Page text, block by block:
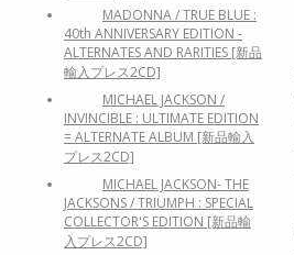
MADONNA / TRUE BLUE :
40th ANNIVERSARY EDITION -
ALTERNATES AND RARITIES [新品
輸入プレス2CD]
MICHAEL JACKSON /
INVINCIBLE : ULTIMATE EDITION
= ALTERNATE ALBUM [新品輸入
プレス2CD]
MICHAEL JACKSON- THE
JACKSONS / TRIUMPH : SPECIAL
COLLECTOR'S EDITION [新品輸
入プレス2CD]